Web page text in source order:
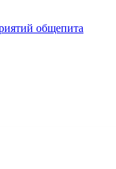
общепита